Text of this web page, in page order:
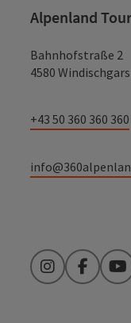
Alpenland
Bahnhofstraße 2
4580
+43 50 360 360 360
Instagram